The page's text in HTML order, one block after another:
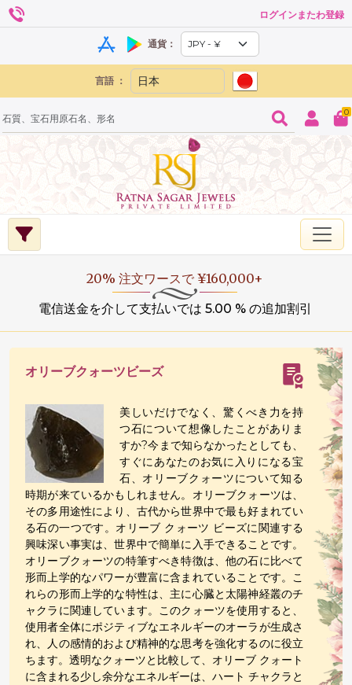
ログインまたわ登録
通貨：
言語 ：
0
20% 注文ワースで ¥160,000+
電信送金を介して支払いでは 5.00 % の追加割引
オリーブクォーツビーズ
美しいだけでなく、驚くべき力を持
つ石について想像したことがありま
すか?今まで知らなかったとしても、
すぐにあなたのお気に入りになる宝
石、オリーブクォーツについて知る
時期が来ているかもしれません。オリーブクォーツは、
その多用途性により、古代から世界中で最も好まれてい
る石の一つです。オリーブ クォーツ ビーズに関連する
興味深い事実は、世界中で簡単に入手できることです。
オリーブクォーツの特筆すべき特徴は、他の石に比べて
形而上学的なパワーが豊富に含まれていることです。こ
れらの形而上学的な特性は、主に心臓と太陽神経叢のチ
ャクラに関連しています。このクォーツを使用すると、
使用者全体にポジティブなエネルギーのオーラが生成さ
れ、人の感情的および精神的な思考を強化するのに役立
ちます。透明なクォーツと比較して、オリーブ クォート
に含まれる少し余分なエネルギーは、ハート チャクラと